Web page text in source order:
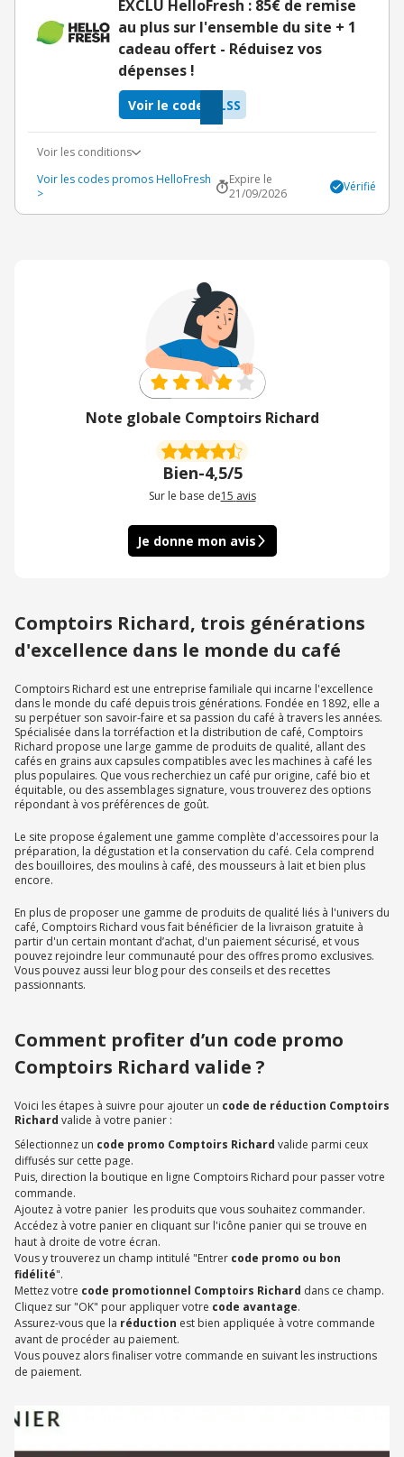
EXCLU HelloFresh : 85€ de remise
au plus sur l'ensemble du site + 1
cadeau offert - Réduisez vos
dépenses !
LSS
Voir le code
Voir les conditions
Voir les codes promos HelloFresh
>
Expire le
21/09/2026
Vérifié
Note globale Comptoirs Richard
Bien-4,5/5
Sur le base de15 avis
Je donne mon avis
Comptoirs Richard, trois générations
d'excellence dans le monde du café
Comptoirs Richard est une entreprise familiale qui incarne l'excellence
dans le monde du café depuis trois générations. Fondée en 1892, elle a
su perpétuer son savoir-faire et sa passion du café à travers les années.
Spécialisée dans la torréfaction et la distribution de café, Comptoirs
Richard propose une large gamme de produits de qualité, allant des
cafés en grains aux capsules compatibles avec les machines à café les
plus populaires. Que vous recherchiez un café pur origine, café bio et
équitable, ou des assemblages signature, vous trouverez des options
répondant à vos préférences de goût.
Le site propose également une gamme complète d'accessoires pour la
préparation, la dégustation et la conservation du café. Cela comprend
des bouilloires, des moulins à café, des mousseurs à lait et bien plus
encore.
En plus de proposer une gamme de produits de qualité liés à l'univers du
café, Comptoirs Richard vous fait bénéficier de la livraison gratuite à
partir d'un certain montant d’achat, d'un paiement sécurisé, et vous
pouvez rejoindre leur communauté pour des offres promo exclusives.
Vous pouvez aussi leur blog pour des conseils et des recettes
passionnants.
Comment profiter d’un code promo
Comptoirs Richard valide ?
Voici les étapes à suivre pour ajouter un code de réduction Comptoirs
Richard valide à votre panier :
Sélectionnez un code promo Comptoirs Richard valide parmi ceux
diffusés sur cette page.
Puis, direction la boutique en ligne Comptoirs Richard pour passer votre
commande.
Ajoutez à votre panier les produits que vous souhaitez commander.
Accédez à votre panier en cliquant sur l'icône panier qui se trouve en
haut à droite de votre écran.
Vous y trouverez un champ intitulé "Entrer code promo ou bon
fidélité".
Mettez votre code promotionnel Comptoirs Richard dans ce champ.
Cliquez sur "OK" pour appliquer votre code avantage.
Assurez-vous que la réduction est bien appliquée à votre commande
avant de procéder au paiement.
Vous pouvez alors finaliser votre commande en suivant les instructions
de paiement.